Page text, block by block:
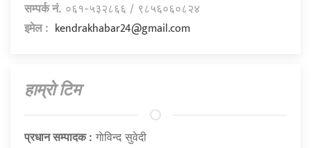
सम्पर्क नं. ०६१-५३२८६६ / ९८५६०६०८२४
इमेल : kendrakhabar24@gmail.com
हाम्राे टिम
प्रधान सम्पादक : गाेविन्द सुवेदी